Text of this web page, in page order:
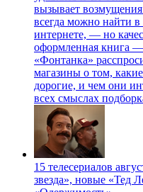
вызывает
всегда можно найти
интернете, — но
оформленная книга —
«Фонтанка»
магазины о том,
дорогие, и чем они
всех смыслах
15 телесериалов
звезда», новые «Тед